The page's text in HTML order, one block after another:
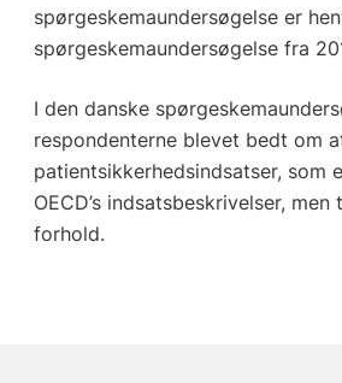
spørgeskemaundersøgelse er
spørgeskemaundersøgelse fra
I den danske
respondenterne blevet bedt om
patientsikkerhedsindsatser, som
OECD’s indsatsbeskrivelser,
forhold.